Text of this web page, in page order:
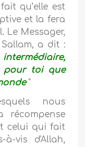
qu’elle est
et la fera
Le Messager,
a dit :
pour toi que
"
nous
récompense
celui qui fait
à-vis d'Allah,